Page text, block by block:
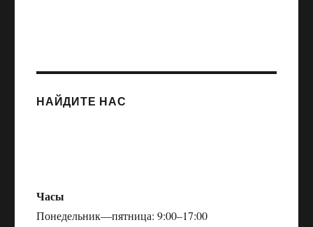
НАЙДИТЕ НАС
Часы
Понедельник—пятница: 9:00–17:00